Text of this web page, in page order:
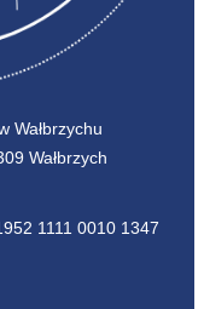
Wałbrzychu
Wałbrzych
1111 0010 1347